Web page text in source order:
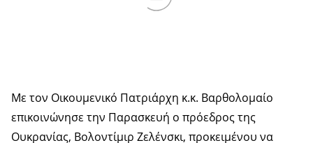
Με τον Οικουμενικό Πατριάρχη κ.κ. Βαρθολομαίο
επικοινώνησε την Παρασκευή ο πρόεδρος της
Ουκρανίας, Βολοντίμιρ Ζελένσκι, προκειμένου να